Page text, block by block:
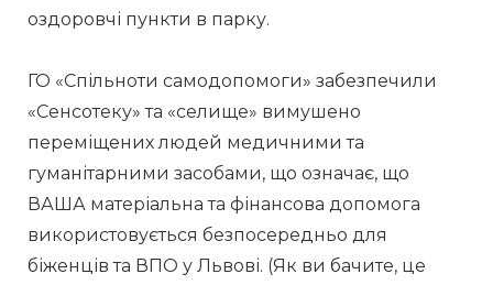
оздоровчі пункти в парку.
ГО «Спільноти самодопомоги» забезпечили
«Сенсотеку» та «селище» вимушено
переміщених людей медичними та
гуманітарними засобами, що означає, що
ВАША матеріальна та фінансова допомога
використовується безпосередньо для
біженців та ВПО у Львові. (Як ви бачите, це